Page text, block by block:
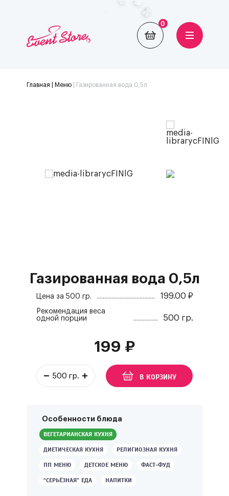
0
Главная | Меню| Газированная вода 0,5л
Особенности блюда
ВЕГЕТАРИАНСКАЯ КУХНЯ
ДИЕТИЧЕСКАЯ КУХНЯ РЕЛИГИОЗНАЯ КУХНЯ
ПП МЕНЮ ДЕТСКОЕ МЕНЮ ФАСТ-ФУД
“СЕРЬЁЗНАЯ” ЕДА НАПИТКИ
Газированная вода 0,5л
Цена за 500 гр. 199.00 ₽
Рекомендация веса
одной порции
500 гр.
199 ₽
В КОРЗИНУ